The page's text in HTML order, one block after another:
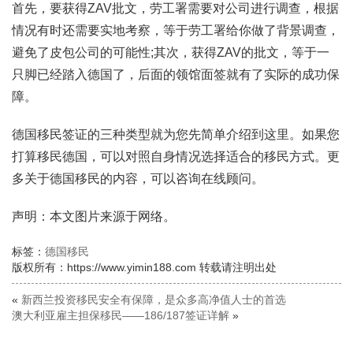
首先，要获得ZAV批文，劳工署需要对公司进行调查，根据
情况有时还需要实地考察，等于劳工署给你做了背景调查，
避免了皮包公司的可能性;其次，获得ZAV的批文，等于一
只脚已经踏入德国了，后面的领馆面签就有了实际的成功保
障。
德国移民签证的三种类型就为您先简单介绍到这里。如果您
打算移民德国，可以对照自身情况选择适合的移民方式。更
多关于德国移民的内容，可以咨询在线顾问。
声明：本文图片来源于网络。
标签： 德国移民
版权所有：https://www.yimin188.com 转载请注明出处
« 新西兰投资移民安全有保障，是众多高净值人士的首选
澳大利亚雇主担保移民——186/187签证详解 »